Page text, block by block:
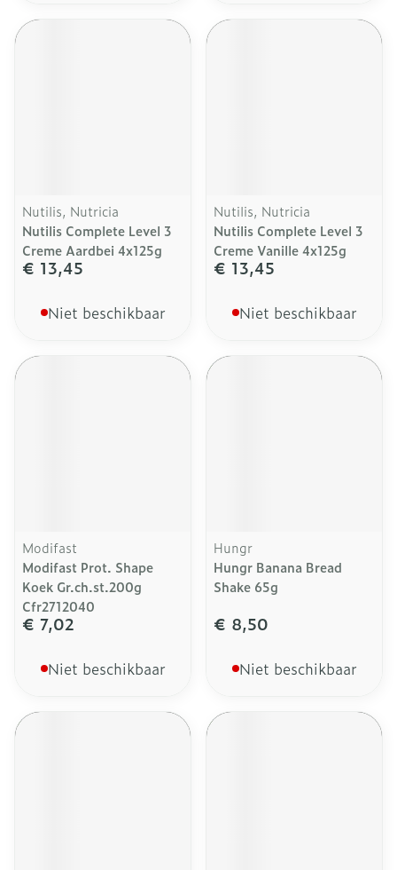
Nutilis, Nutricia
Nutilis Complete Level 3
Creme Aardbei 4x125g
€ 13,45
Niet beschikbaar
Nutilis, Nutricia
Nutilis Complete Level 3
Creme Vanille 4x125g
€ 13,45
Niet beschikbaar
Modifast
Modifast Prot. Shape
Koek Gr.ch.st.200g
Cfr2712040
€ 7,02
Niet beschikbaar
Hungr
Hungr Banana Bread
Shake 65g
€ 8,50
Niet beschikbaar